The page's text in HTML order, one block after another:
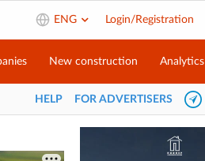
ENG Login/Registration
New construction Analytics
HELP FOR ADVERTISERS